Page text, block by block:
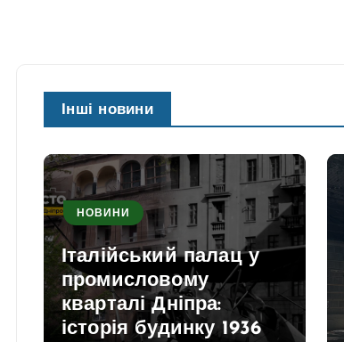
Інші новини
НОВИНИ
Італійський палац у
промисловому
кварталі Дніпра:
історія будинку 1936